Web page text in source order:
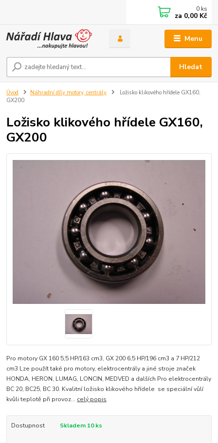
Menu
Hledat
0 ks
za 0,00 Kč
Úvod Náhradní díly motory, centrály
Ložisko klikového hřídele GX160,
GX200
Ložisko klikového hřídele GX160,
GX200
Pro motory GX 160 5,5 HP/163 cm3, GX 200 6,5 HP/196 cm3 a 7 HP/212
cm3 Lze použít také pro motory, elektrocentrály a jiné stroje značek
HONDA, HERON, LUMAG, LONCIN, MEDVED a dalších Pro elektrocentrály
BC 20, BC25, BC 30. Kvalitní ložisko klikového hřídele se speciální vůlí
kvůli teplotě při provoz... celý popis
Dostupnost Skladem 10 ks